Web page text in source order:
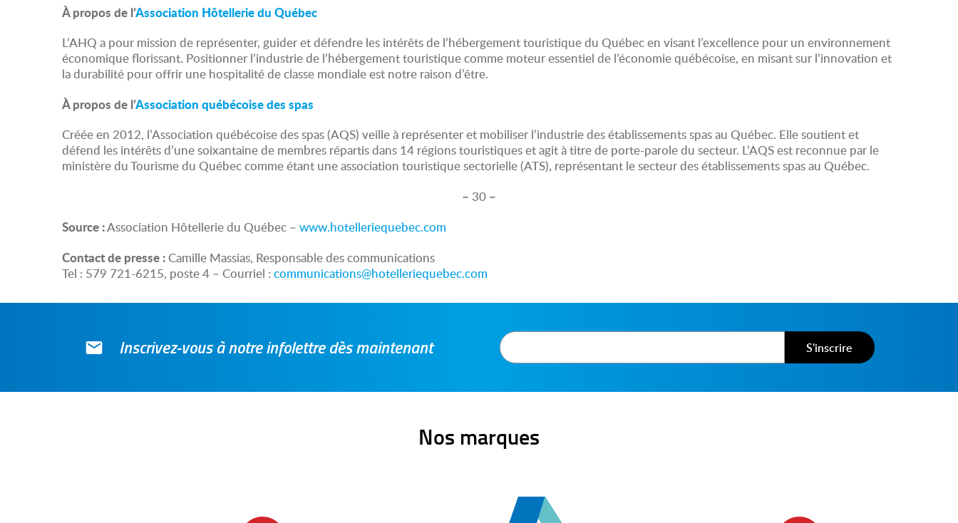
À propos de l’Association Hôtellerie du Québec
L’AHQ a pour mission de représenter, guider et défendre les intérêts de l’hébergement touristique du Québec en visant l’excellence pour un environnement
économique florissant. Positionner l’industrie de l’hébergement touristique comme moteur essentiel de l’économie québécoise, en misant sur l’innovation et
la durabilité pour offrir une hospitalité de classe mondiale est notre raison d’être.
À propos de l’Association québécoise des spas
Créée en 2012, l’Association québécoise des spas (AQS) veille à représenter et mobiliser l’industrie des établissements spas au Québec. Elle soutient et
défend les intérêts d’une soixantaine de membres répartis dans 14 régions touristiques et agit à titre de porte-parole du secteur. L’AQS est reconnue par le
ministère du Tourisme du Québec comme étant une association touristique sectorielle (ATS), représentant le secteur des établissements spas au Québec.
– 30 –
Source :Association Hôtellerie du Québec – www.hotelleriequebec.com
Contact de presse :Camille Massias, Responsable des communications
Tel : 579 721-6215, poste 4 – Courriel : communications@hotelleriequebec.com
Inscrivez-vous à notre infolettre dès maintenant
Nos marques